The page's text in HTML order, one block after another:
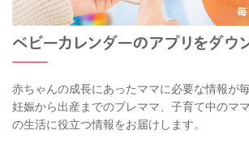
赤ちゃんの成長にあったママに必要な情報が
妊娠から出産までのプレママ、子育て中のマ
の生活に役立つ情報をお届けします。